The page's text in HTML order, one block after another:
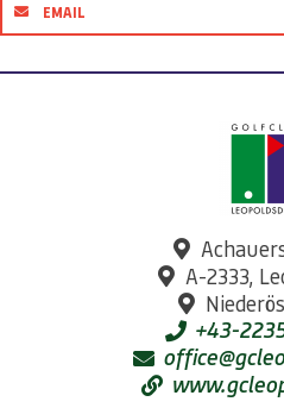
EMAIL
A-2333,
+43-